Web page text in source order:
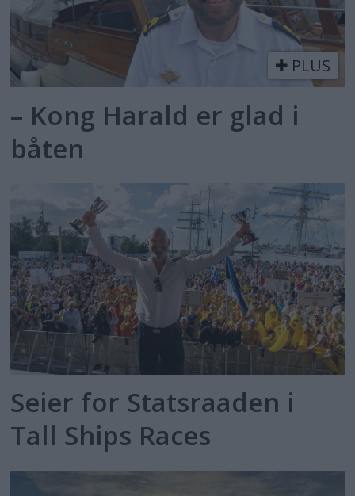
PLUS
– Kong Harald er glad i
båten
Seier for Statsraaden i
Tall Ships Races